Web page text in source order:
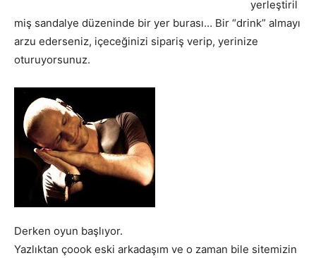
yerleştiril
miş sandalye düzeninde bir yer burası… Bir “drink” almayı
arzu ederseniz, içeceğinizi sipariş verip, yerinize
oturuyorsunuz.
Derken oyun başlıyor.
Yazlıktan çoook eski arkadaşım ve o zaman bile sitemizin